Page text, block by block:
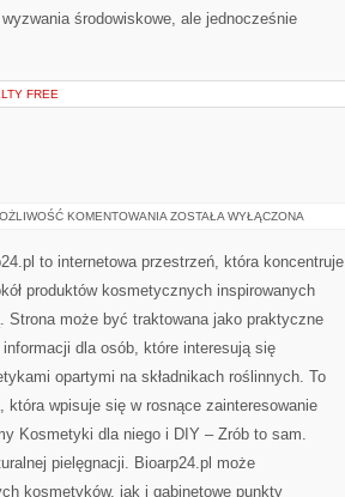
środowiskowe, ale jednocześnie
FREE
KOMENTOWANIA EKO-
ZOSTAŁA WYŁĄCZONA
to internetowa przestrzeń, która koncentruje
produktów kosmetycznych inspirowanych
Strona może być traktowana jako praktyczne
informacji dla osób, które interesują się
opartymi na składnikach roślinnych. To
która wpisuje się w rosnące zainteresowanie
Kosmetyki dla niego i DIY – Zrób to sam.
pielęgnacji. Bioarp24.pl może
kosmetyków, jak i gabinetowe punkty